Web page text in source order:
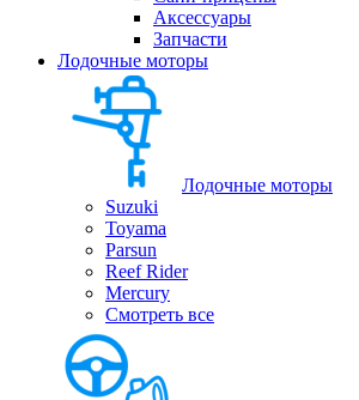
Аксессуары
Запчасти
Лодочные моторы
Лодочные моторы
Suzuki
Toyama
Parsun
Reef Rider
Mercury
Смотреть все